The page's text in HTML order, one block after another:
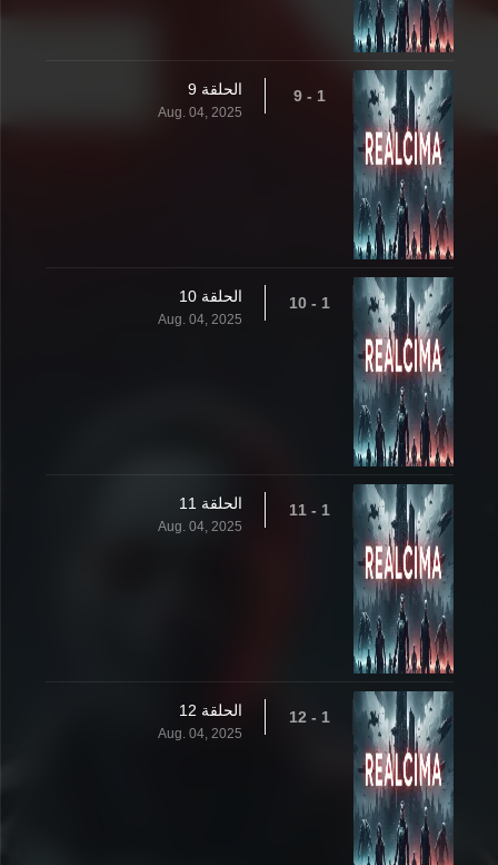
1 - 9 الحلقة 9
Aug. 04, 2025
1 - 10 الحلقة 10
Aug. 04, 2025
1 - 11 الحلقة 11
Aug. 04, 2025
1 - 12 الحلقة 12
Aug. 04, 2025